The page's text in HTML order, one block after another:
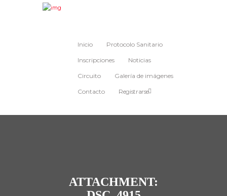
Inicio Protocolo Sanitario
Inscripciones Noticias
Circuito Galería de imágenes
Contacto Registrarse
ATTACHMENT: